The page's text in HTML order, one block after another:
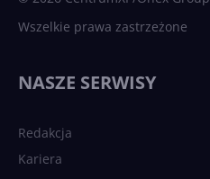
Wszelkie prawa zastrzeżone
NASZE SERWISY
Redakcja
Kariera